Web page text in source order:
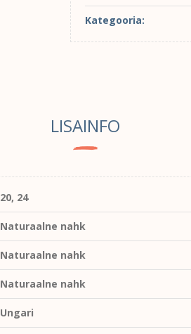
Kategooria:
LISAINFO
20, 24
Naturaalne nahk
Naturaalne nahk
Naturaalne nahk
Ungari